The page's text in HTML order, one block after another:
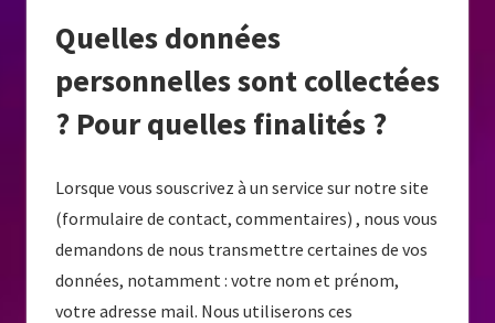
Quelles données
personnelles sont collectées
? Pour quelles finalités ?
Lorsque vous souscrivez à un service sur notre site
(formulaire de contact, commentaires) , nous vous
demandons de nous transmettre certaines de vos
données, notamment : votre nom et prénom,
votre adresse mail. Nous utiliserons ces